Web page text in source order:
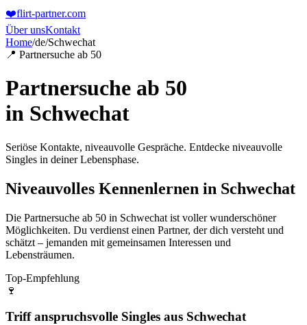
❤️flirt-partner.com
Über unsKontakt
Home/de/Schwechat
📍 Partnersuche ab 50
Partnersuche ab 50
in Schwechat
Seriöse Kontakte, niveauvolle Gespräche. Entdecke niveauvolle
Singles in deiner Lebensphase.
Niveauvolles Kennenlernen in Schwechat
Die Partnersuche ab 50 in Schwechat ist voller wunderschöner
Möglichkeiten. Du verdienst einen Partner, der dich versteht und
schätzt – jemanden mit gemeinsamen Interessen und
Lebensträumen.
Top-Empfehlung
🍷
Triff anspruchsvolle Singles aus Schwechat